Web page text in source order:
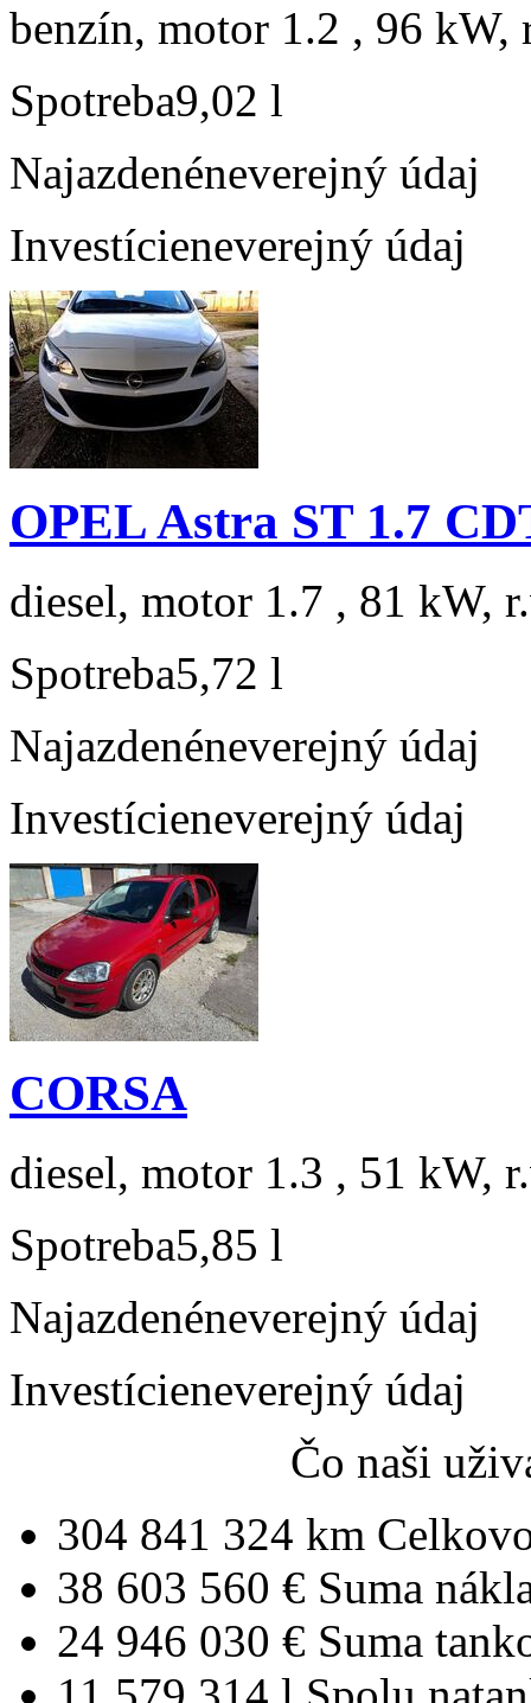
benzín, motor 1.2 , 96 kW,
Spotreba9,02 l
Najazdenéneverejný údaj
Investícieneverejný údaj
OPEL Astra ST 1.7
diesel, motor 1.7 , 81 kW,
Spotreba5,72 l
Najazdenéneverejný údaj
Investícieneverejný údaj
CORSA
diesel, motor 1.3 , 51 kW,
Spotreba5,85 l
Najazdenéneverejný údaj
Investícieneverejný údaj
Čo naši
304 841 324 km
38 603 560 € Suma
24 946 030 € Suma